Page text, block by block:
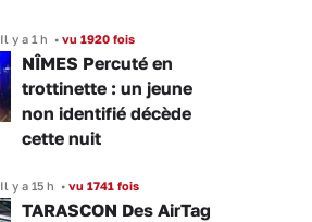
Il y a 1 h • vu 1920 fois
NÎMES Percuté en
trottinette : un jeune
non identifié décède
cette nuit
Il y a 15 h • vu 1741 fois
TARASCON Des AirTag